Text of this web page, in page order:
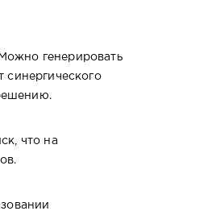
генерировать
синергического
что на